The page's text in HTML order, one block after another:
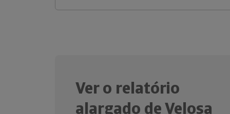
Ver o relatório
alargado de Velosa